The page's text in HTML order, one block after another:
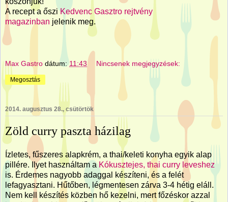
A recept a ősziKedvenc Gasztro rejtvény
magazinban jelenik meg.
Max Gastro dátum:11:43 Nincsenek megjegyzések:
Megosztás
2014. augusztus 28., csütörtök
Zöld curry paszta házilag
Ízletes, fűszeres alapkrém, a thai/keleti konyha egyik alap
pillére. Ilyet használtam aKókusztejes, thai curry leveshez
is. Érdemes nagyobb adaggal készíteni, és a felét
lefagyasztani. Hűtőben, légmentesen zárva 3-4 hétig eláll.
Nem kell készítés közben hő kezelni, mert főzéskor azzal